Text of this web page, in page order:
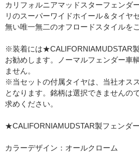
カリフォルニアマッドスターフェンダ
リのスーパーワイドホイール＆タイヤ
無い唯一無二のオフロードスタイルを
※装着には★CALIFORNIAMUDSTAR
お勧めします。ノーマルフェンダー車
ません。
※当セットの付属タイヤは、当社オス
となります。銘柄は選択できませんの
求めください。
★CALIFORNIAMUDSTAR製フェンダ
カラーデザイン：オールクローム